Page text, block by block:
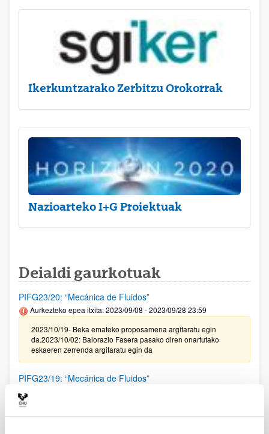
Ikerkuntzarako Zerbitzu Orokorrak
Nazioarteko I+G Proiektuak
Deialdi gaurkotuak
PIFG23/20: “Mecánica de Fluidos”
Aurkezteko epea itxita: 2023/09/08 - 2023/09/28 23:59
2023/10/19- Beka emateko proposamena argitaratu egin
da.2023/10/02: Balorazio Fasera pasako diren onartutako
eskaeren zerrenda argitaratu egin da
PIFG23/19: “Mecánica de Fluidos”